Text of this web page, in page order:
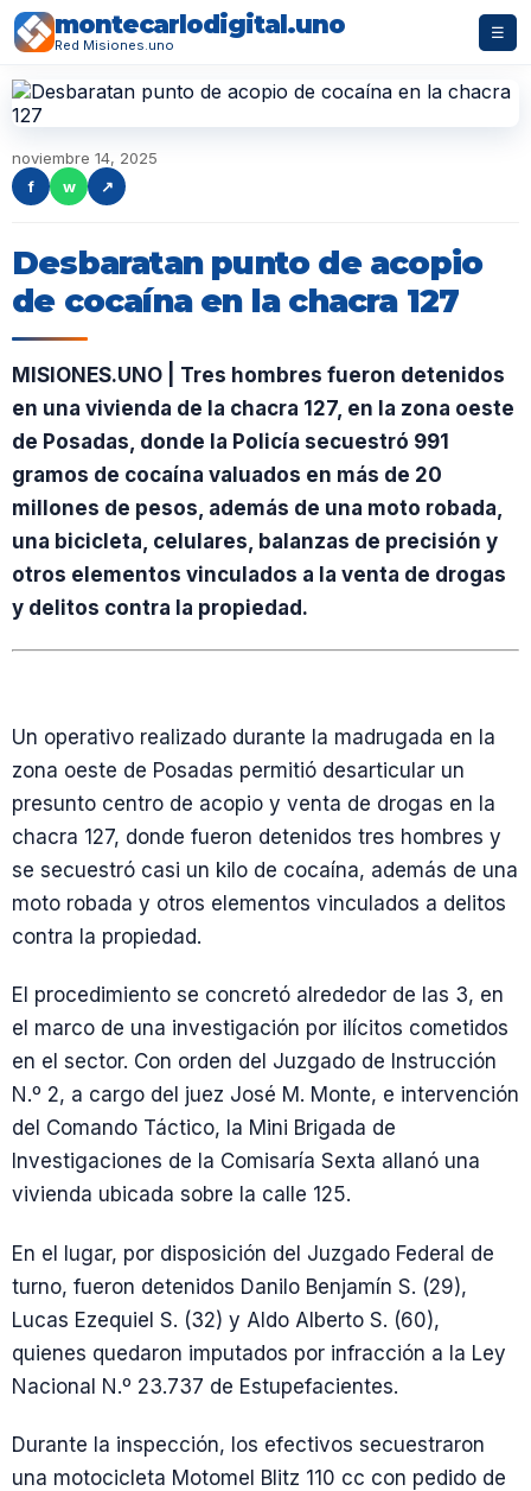
montecarlodigital.uno
Red Misiones.uno
☰
noviembre 14, 2025
f
w ↗
Desbaratan punto de acopio
de cocaína en la chacra 127
MISIONES.UNO | Tres hombres fueron detenidos
en una vivienda de la chacra 127, en la zona oeste
de Posadas, donde la Policía secuestró 991
gramos de cocaína valuados en más de 20
millones de pesos, además de una moto robada,
una bicicleta, celulares, balanzas de precisión y
otros elementos vinculados a la venta de drogas
y delitos contra la propiedad.
Un operativo realizado durante la madrugada en la
zona oeste de Posadas permitió desarticular un
presunto centro de acopio y venta de drogas en la
chacra 127, donde fueron detenidos tres hombres y
se secuestró casi un kilo de cocaína, además de una
moto robada y otros elementos vinculados a delitos
contra la propiedad.
El procedimiento se concretó alrededor de las 3, en
el marco de una investigación por ilícitos cometidos
en el sector. Con orden del Juzgado de Instrucción
N.º 2, a cargo del juez José M. Monte, e intervención
del Comando Táctico, la Mini Brigada de
Investigaciones de la Comisaría Sexta allanó una
vivienda ubicada sobre la calle 125.
En el lugar, por disposición del Juzgado Federal de
turno, fueron detenidos Danilo Benjamín S. (29),
Lucas Ezequiel S. (32) y Aldo Alberto S. (60),
quienes quedaron imputados por infracción a la Ley
Nacional N.º 23.737 de Estupefacientes.
Durante la inspección, los efectivos secuestraron
una motocicleta Motomel Blitz 110 cc con pedido de